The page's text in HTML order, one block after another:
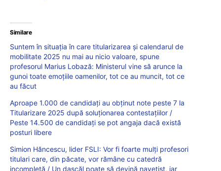
Similare
Suntem în situația în care titularizarea și calendarul de
mobilitate 2025 nu mai au nicio valoare, spune
profesorul Marius Lobază: Ministerul vine să arunce la
gunoi toate emoțiile oamenilor, tot ce au muncit, tot ce
au făcut
Aproape 1.000 de candidați au obținut note peste 7 la
Titularizare 2025 după soluționarea contestațiilor /
Peste 14.500 de candidați se pot angaja dacă există
posturi libere
Simion Hăncescu, lider FSLI: Vor fi foarte mulți profesori
titulari care, din păcate, vor rămâne cu catedră
incompletă / Un dascăl poate să devină navetist, iar